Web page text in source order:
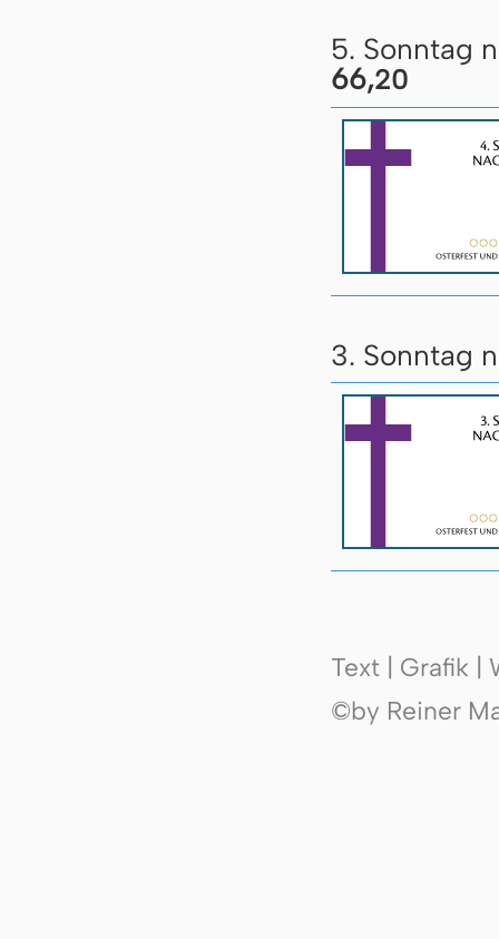
5. Sonntag
66,20
3. Sonntag
Text | Grafik |
©by Reiner